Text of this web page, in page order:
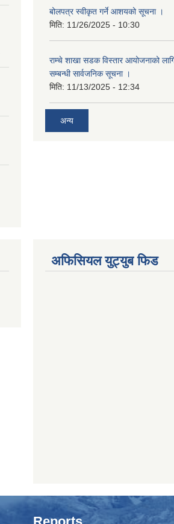
बोलपत्र स्वीकृत गर्ने आशयको सूचना ।
मिति: 11/26/2025 - 10:30
राम्चे शाखा सडक विस्तार आयोजनाको
सम्बन्धी सार्वजनिक सूचना ।
मिति: 11/13/2025 - 12:34
अन्य
अफिसियल युट्युब फिड